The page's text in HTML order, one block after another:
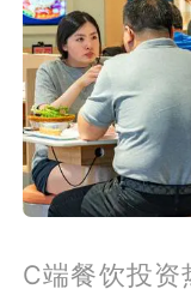
C端餐饮投资